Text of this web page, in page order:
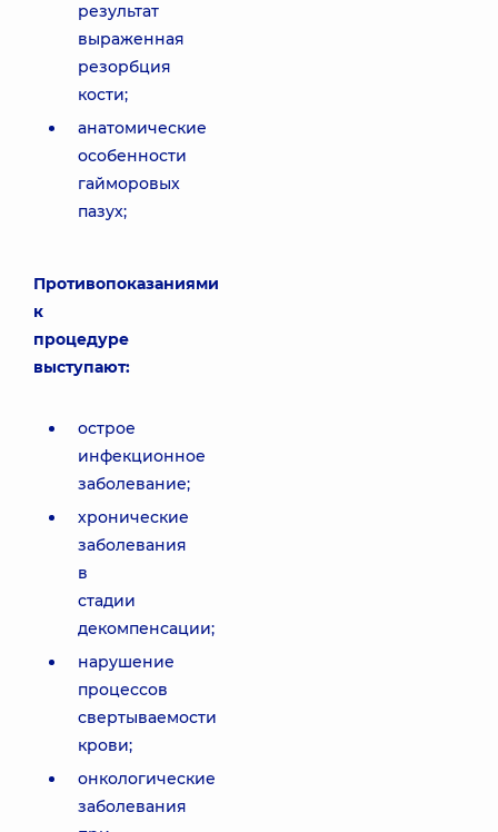
результат
выраженная
резорбция
кости;
анатомические
особенности
гайморовых
пазух;
Противопоказаниями
к
процедуре
выступают:
острое
инфекционное
заболевание;
хронические
заболевания
в
стадии
декомпенсации;
нарушение
процессов
свертываемости
крови;
онкологические
заболевания